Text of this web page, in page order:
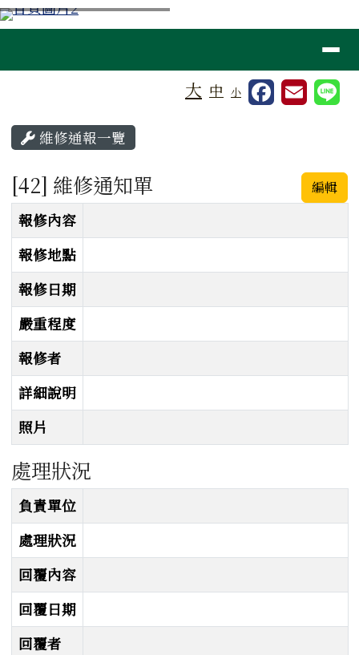
跳至主內容區
桃園市大溪區仁善國小
大 中 小
主內容區域
維修通報一覽
編輯
[42] 維修通知單
維修通知單
報修內容
報修地點
報修日期
嚴重程度
報修者
詳細說明
照片
處理狀況
處理狀況
負責單位
處理狀況
回覆內容
回覆日期
回覆者
頁尾區域